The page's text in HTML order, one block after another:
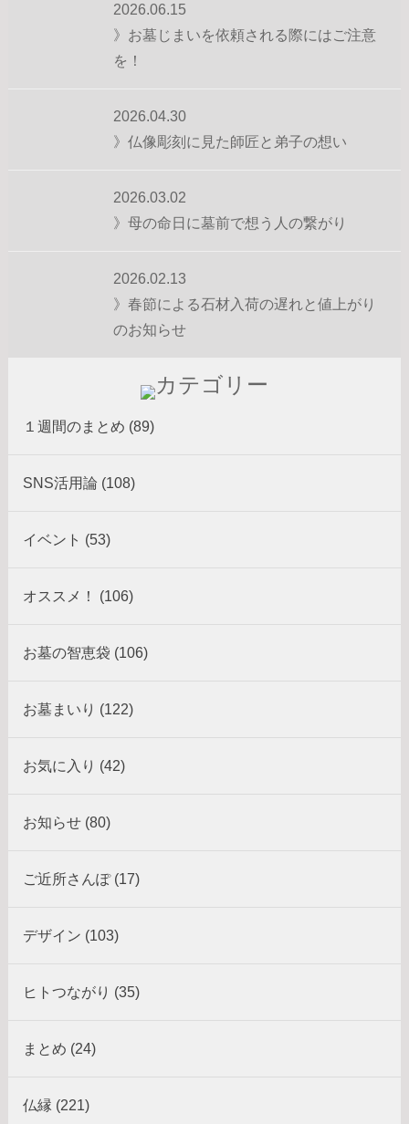
2026.06.15
》お墓じまいを依頼される際にはご注意
を！
2026.04.30
》仏像彫刻に見た師匠と弟子の想い
2026.03.02
》母の命日に墓前で想う人の繋がり
2026.02.13
》春節による石材入荷の遅れと値上がり
のお知らせ
１週間のまとめ (89)
SNS活用論 (108)
イベント (53)
オススメ！ (106)
お墓の智恵袋 (106)
お墓まいり (122)
お気に入り (42)
お知らせ (80)
ご近所さんぽ (17)
デザイン (103)
ヒトつながり (35)
まとめ (24)
仏縁 (221)